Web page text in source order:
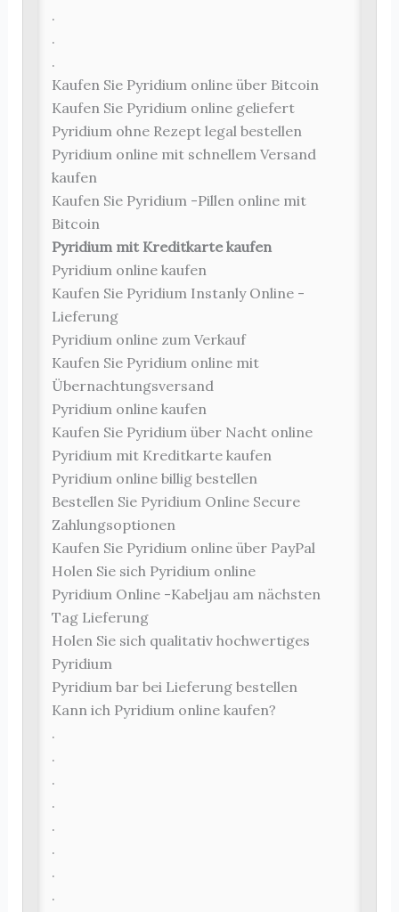
.
.
.
Kaufen Sie Pyridium online über Bitcoin
Kaufen Sie Pyridium online geliefert
Pyridium ohne Rezept legal bestellen
Pyridium online mit schnellem Versand
kaufen
Kaufen Sie Pyridium -Pillen online mit
Bitcoin
Pyridium mit Kreditkarte kaufen
Pyridium online kaufen
Kaufen Sie Pyridium Instanly Online -
Lieferung
Pyridium online zum Verkauf
Kaufen Sie Pyridium online mit
Übernachtungsversand
Pyridium online kaufen
Kaufen Sie Pyridium über Nacht online
Pyridium mit Kreditkarte kaufen
Pyridium online billig bestellen
Bestellen Sie Pyridium Online Secure
Zahlungsoptionen
Kaufen Sie Pyridium online über PayPal
Holen Sie sich Pyridium online
Pyridium Online -Kabeljau am nächsten
Tag Lieferung
Holen Sie sich qualitativ hochwertiges
Pyridium
Pyridium bar bei Lieferung bestellen
Kann ich Pyridium online kaufen?
.
.
.
.
.
.
.
.